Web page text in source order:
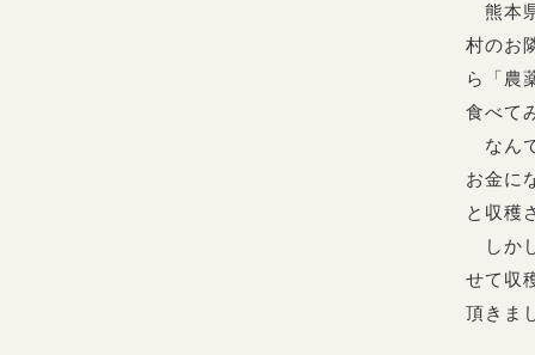
熊本
村のお
ら「農
食べて
なん
お金に
と収穫
しか
せて収
頂きま